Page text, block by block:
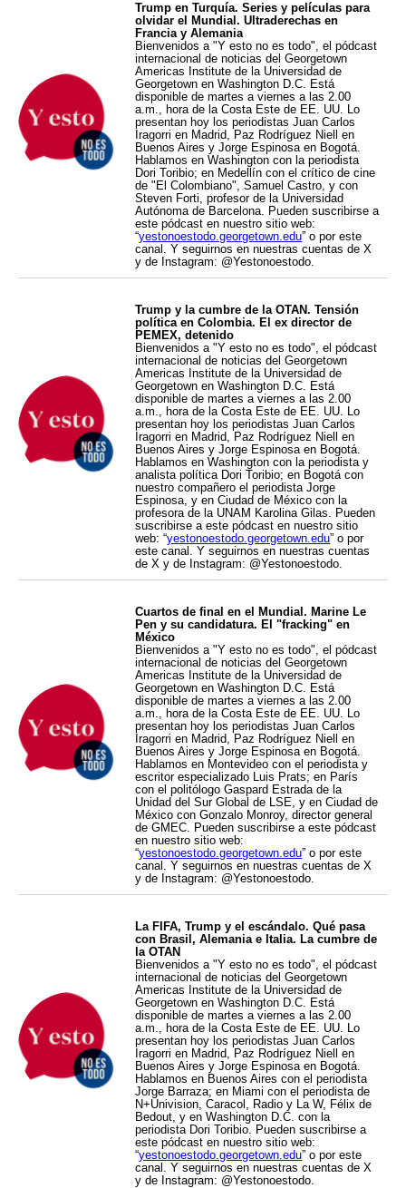
Trump en Turquía. Series y películas para
olvidar el Mundial. Ultraderechas en
Francia y Alemania
Bienvenidos a "Y esto no es todo", el pódcast
internacional de noticias del Georgetown
Americas Institute de la Universidad de
Georgetown en Washington D.C. Está
disponible de martes a viernes a las 2.00
a.m., hora de la Costa Este de EE. UU. Lo
presentan hoy los periodistas Juan Carlos
Iragorri en Madrid, Paz Rodríguez Niell en
Buenos Aires y Jorge Espinosa en Bogotá.
Hablamos en Washington con la periodista
Dori Toribio; en Medellín con el crítico de cine
de "El Colombiano", Samuel Castro, y con
Steven Forti, profesor de la Universidad
Autónoma de Barcelona. Pueden suscribirse a
este pódcast en nuestro sitio web:
“yestonoestodo.georgetown.edu” o por este
canal. Y seguirnos en nuestras cuentas de X
y de Instagram: @Yestonoestodo.
Trump y la cumbre de la OTAN. Tensión
política en Colombia. El ex director de
PEMEX, detenido
Bienvenidos a "Y esto no es todo", el pódcast
internacional de noticias del Georgetown
Americas Institute de la Universidad de
Georgetown en Washington D.C. Está
disponible de martes a viernes a las 2.00
a.m., hora de la Costa Este de EE. UU. Lo
presentan hoy los periodistas Juan Carlos
Iragorri en Madrid, Paz Rodríguez Niell en
Buenos Aires y Jorge Espinosa en Bogotá.
Hablamos en Washington con la periodista y
analista política Dori Toribio; en Bogotá con
nuestro compañero el periodista Jorge
Espinosa, y en Ciudad de México con la
profesora de la UNAM Karolina Gilas. Pueden
suscribirse a este pódcast en nuestro sitio
web: “yestonoestodo.georgetown.edu” o por
este canal. Y seguirnos en nuestras cuentas
de X y de Instagram: @Yestonoestodo.
Cuartos de final en el Mundial. Marine Le
Pen y su candidatura. El "fracking" en
México
Bienvenidos a "Y esto no es todo", el pódcast
internacional de noticias del Georgetown
Americas Institute de la Universidad de
Georgetown en Washington D.C. Está
disponible de martes a viernes a las 2.00
a.m., hora de la Costa Este de EE. UU. Lo
presentan hoy los periodistas Juan Carlos
Iragorri en Madrid, Paz Rodríguez Niell en
Buenos Aires y Jorge Espinosa en Bogotá.
Hablamos en Montevideo con el periodista y
escritor especializado Luis Prats; en París
con el politólogo Gaspard Estrada de la
Unidad del Sur Global de LSE, y en Ciudad de
México con Gonzalo Monroy, director general
de GMEC. Pueden suscribirse a este pódcast
en nuestro sitio web:
“yestonoestodo.georgetown.edu” o por este
canal. Y seguirnos en nuestras cuentas de X
y de Instagram: @Yestonoestodo.
La FIFA, Trump y el escándalo. Qué pasa
con Brasil, Alemania e Italia. La cumbre de
la OTAN
Bienvenidos a "Y esto no es todo", el pódcast
internacional de noticias del Georgetown
Americas Institute de la Universidad de
Georgetown en Washington D.C. Está
disponible de martes a viernes a las 2.00
a.m., hora de la Costa Este de EE. UU. Lo
presentan hoy los periodistas Juan Carlos
Iragorri en Madrid, Paz Rodríguez Niell en
Buenos Aires y Jorge Espinosa en Bogotá.
Hablamos en Buenos Aires con el periodista
Jorge Barraza; en Miami con el periodista de
N+Univision, Caracol, Radio y La W, Félix de
Bedout, y en Washington D.C. con la
periodista Dori Toribio. Pueden suscribirse a
este pódcast en nuestro sitio web:
“yestonoestodo.georgetown.edu” o por este
canal. Y seguirnos en nuestras cuentas de X
y de Instagram: @Yestonoestodo.